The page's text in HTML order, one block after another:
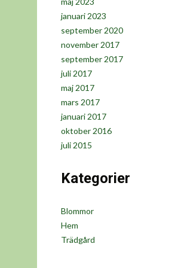
januari 2023
september 2020
november 2017
september 2017
juli 2017
maj 2017
mars 2017
januari 2017
oktober 2016
juli 2015
Kategorier
Blommor
Hem
Trädgård